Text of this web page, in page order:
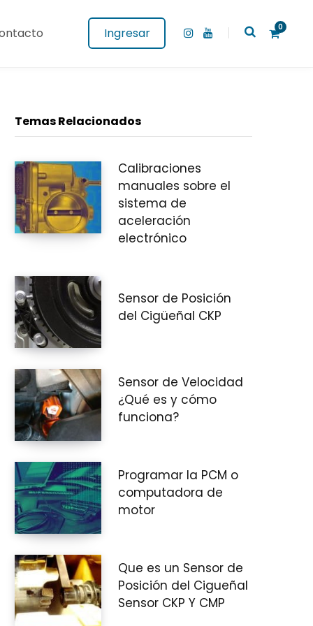
Ingresar
I
0
Temas Relacionados
Calibraciones
manuales sobre el
sistema de
aceleración
electrónico
Sensor de Posición
del Cigüeñal CKP
Sensor de Velocidad
¿Qué es y cómo
funciona?
Programar la PCM o
computadora de
motor
Que es un Sensor de
Posición del Cigueñal
Sensor CKP Y CMP